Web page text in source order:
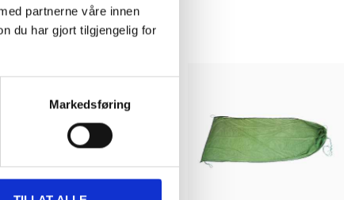
partnerne våre innen
du har gjort tilgjengelig for
Markedsføring